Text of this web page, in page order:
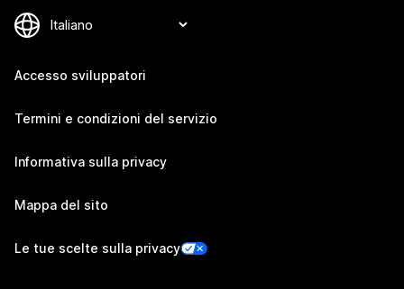
Accesso sviluppatori
Termini e condizioni del servizio
Informativa sulla privacy
Mappa del sito
Le tue scelte sulla privacy